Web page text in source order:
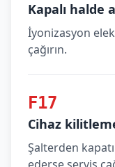
Kapalı halde
İyonizasyon
çağırın.
F17
Cihaz
Şalterden